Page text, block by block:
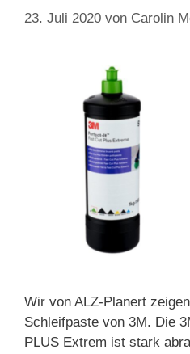
23. Juli 2020 von Carolin
Wir von ALZ-Planert
Schleifpaste von 3M. Die
PLUS Extrem ist stark